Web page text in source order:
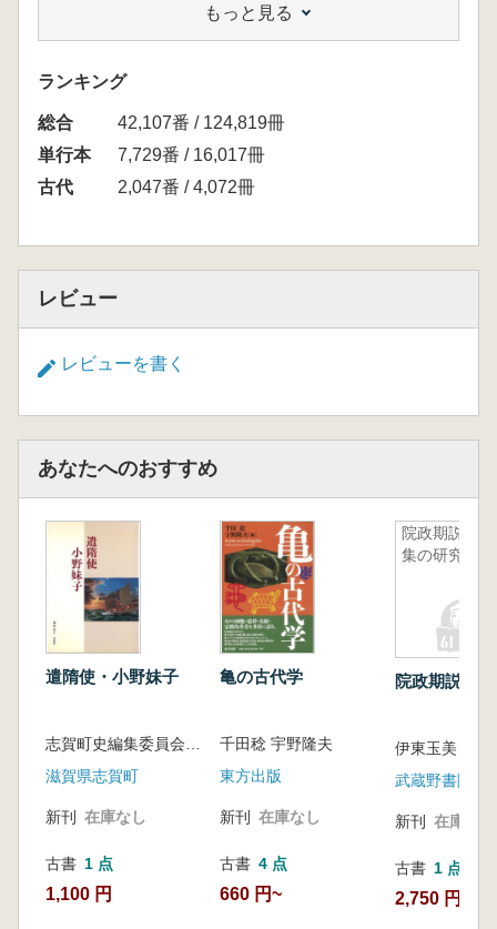
アレクサンドル・ワノフスキー『火山と太陽』
ほか
火山と太陽 古事記神話の新解釈
女神イザナミ 津田左右吉らの論考を検討す
る/ 諸外国の大地の女神との比較/ 日本列島
を産んだ火山の女神/ なぜ、イザナギ、イザ
もっと見る
ランキング
総合
42,107番 / 124,819冊
単行本
7,729番 / 16,017冊
古代
2,047番 / 4,072冊
レビュー
レビューを書く
あなたへのおすすめ
遣隋使・小野妹子
志賀町史編集委員会 編
滋賀県志賀町
新刊 在庫なし
古書 1 点
1,100 円
亀の古代学
千田稔 宇野隆夫
東方出版
新刊 在庫なし
古書 4 点
660 円~
院政期説話
集の研究
院政期説話
伊東玉美
武蔵野書院
新刊 在庫なし
古書 1 点
2,750 円